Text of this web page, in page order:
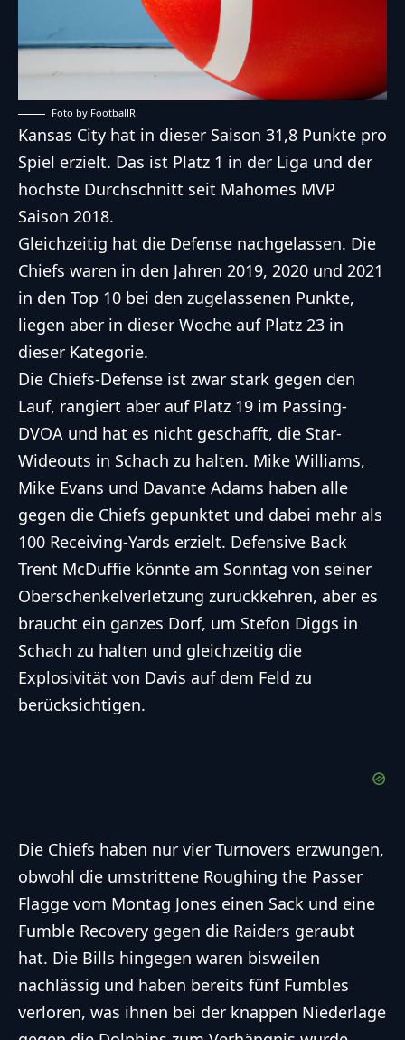
Foto by FootballR
Kansas City hat in dieser Saison 31,8 Punkte pro
Spiel erzielt. Das ist Platz 1 in der Liga und der
höchste Durchschnitt seit Mahomes MVP
Saison 2018.
Gleichzeitig hat die Defense nachgelassen. Die
Chiefs waren in den Jahren 2019, 2020 und 2021
in den Top 10 bei den zugelassenen Punkte,
liegen aber in dieser Woche auf Platz 23 in
dieser Kategorie.
Die Chiefs-Defense ist zwar stark gegen den
Lauf, rangiert aber auf Platz 19 im Passing-
DVOA und hat es nicht geschafft, die Star-
Wideouts in Schach zu halten. Mike Williams,
Mike Evans und Davante Adams haben alle
gegen die Chiefs gepunktet und dabei mehr als
100 Receiving-Yards erzielt. Defensive Back
Trent McDuffie könnte am Sonntag von seiner
Oberschenkelverletzung zurückkehren, aber es
braucht ein ganzes Dorf, um Stefon Diggs in
Schach zu halten und gleichzeitig die
Explosivität von Davis auf dem Feld zu
berücksichtigen.
Die Chiefs haben nur vier Turnovers erzwungen,
obwohl die umstrittene Roughing the Passer
Flagge vom Montag Jones einen Sack und eine
Fumble Recovery gegen die Raiders geraubt
hat. Die Bills hingegen waren bisweilen
nachlässig und haben bereits fünf Fumbles
verloren, was ihnen bei der knappen Niederlage